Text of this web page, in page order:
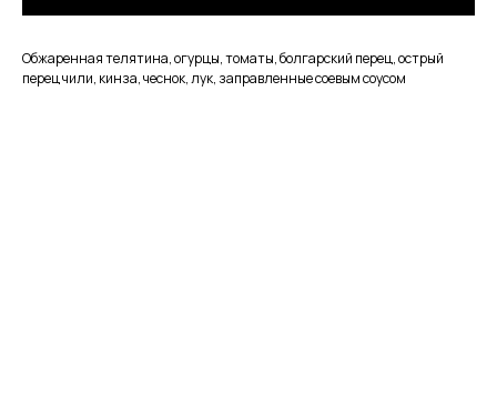
Обжаренная телятина, огурцы, томаты, болгарский перец, острый
перец чили, кинза, чеснок, лук, заправленные соевым соусом